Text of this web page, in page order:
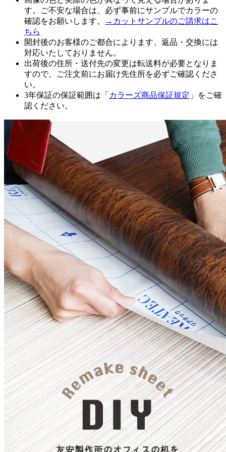
す。ご不安な場合は、必ず事前にサンプルでカラーの
確認をお願いします。
→カットサンプルのご請求はこ
ちら
開封後のお客様のご都合によります、返品・交換には
対応いたしておりません。
出荷後の住所・送付先の変更は転送料が必要となりま
すので、ご注文前にお届け先住所を必ずご確認くださ
い。
3年保証の保証範囲は「 カラーズ商品保証規定 」をご確
認ください。